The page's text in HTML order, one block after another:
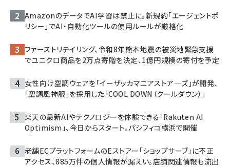
AmazonのデータでAI学習は禁止に。新規約「エージェントポ
リシー」でAI・自動化ツールの使用ルールが厳格化
ファーストリテイリング、令和8年熊本地震の被災地緊急支援
でユニクロ商品を2万点寄贈を決定、1億円規模の寄付を予定
女性向け空調ウェアを「イーザッカマニアストア―ズ」が開発、
「空調風神服」を採用した「COOL DOWN（クールダウン）」
楽天の最新AIやテクノロジーを体験できる「Rakuten AI
Optimism」、今日からスタート。パシフィコ横浜で開催
老舗ECプラットフォームのEストアー「ショップサーブ」に不正
アクセス、885万件の個人情報が漏えい。店舗関連情報も流出